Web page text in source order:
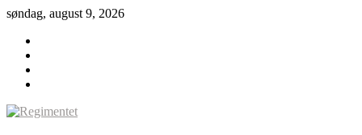
søndag, august 9, 2026